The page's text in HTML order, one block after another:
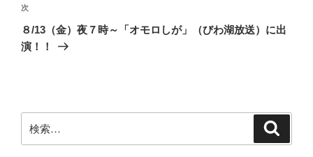
ゲ
ー
シ
次
の
投
次
８/13（金）夜７時～「オモロしが」（びわ湖放送）に出
演！！
索: